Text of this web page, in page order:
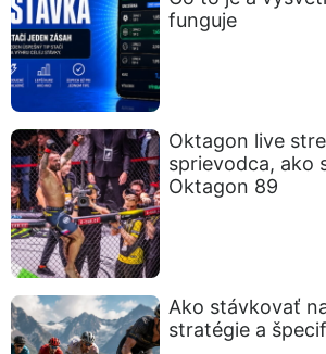
funguje
Oktagon live
sprievodca, ako
Oktagon 89
Ako stávkovať
stratégie a